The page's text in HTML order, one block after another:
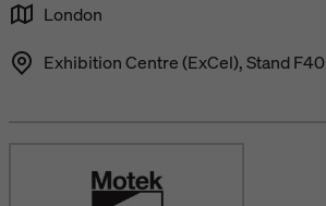
London
Exhibition Centre (ExCel), Stand F40